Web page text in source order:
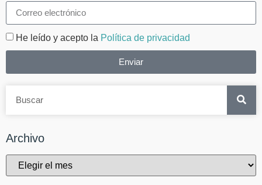
He leído y acepto la Política de privacidad
Enviar
Archivo